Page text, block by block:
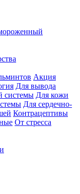
Акция
Для вывода
системы Для кожи
Для сердечно-
Контрацептивы
От стресса